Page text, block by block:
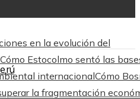
en la evolución del
Cómo Estocolmo sentó las
internacionalCómo
la fragmentación